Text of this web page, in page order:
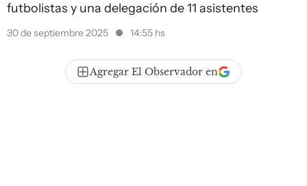
futbolistas y una delegación de 11 asistentes
30 de septiembre 2025 14:55 hs
Agregar El Observador en